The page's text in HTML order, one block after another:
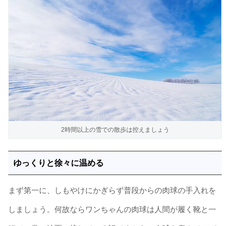
2時間以上の雪での散歩は控えましょう
ゆっくりと徐々に温める
まず第一に、しもやけにかぎらず普段からの肉球の手入れを
しましょう。何故ならワンちゃんの肉球は人間が履く靴と一